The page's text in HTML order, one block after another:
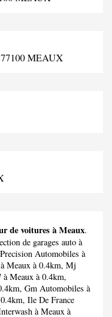
MEAUX
de voitures à Meaux.
de garages auto à
Precision Automobiles à
à Meaux à 0.4km, Mj
à Meaux à 0.4km,
Gm Automobiles à
Ile De France
à Meaux à